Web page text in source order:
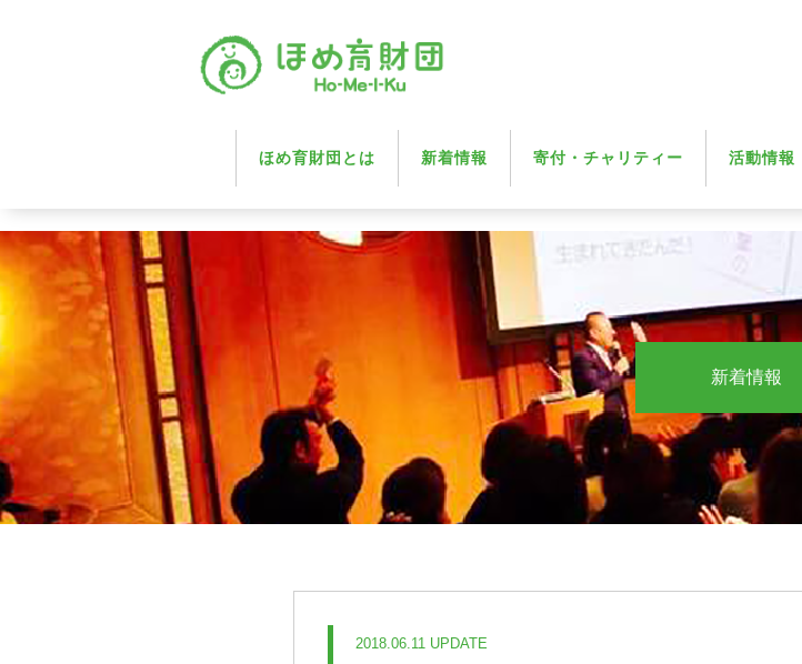
ほめ育財団とは 新着情報 寄付・チャリティー 活動情報
新着情報
2018.06.11 UPDATE